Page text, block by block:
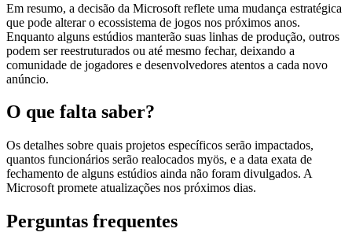
Em resumo, a decisão da Microsoft reflete uma mudança estratégica
que pode alterar o ecossistema de jogos nos próximos anos.
Enquanto alguns estúdios manterão suas linhas de produção, outros
podem ser reestruturados ou até mesmo fechar, deixando a
comunidade de jogadores e desenvolvedores atentos a cada novo
anúncio.
O que falta saber?
Os detalhes sobre quais projetos específicos serão impactados,
quantos funcionários serão realocados myös, e a data exata de
fechamento de alguns estúdios ainda não foram divulgados. A
Microsoft promete atualizações nos próximos dias.
Perguntas frequentes